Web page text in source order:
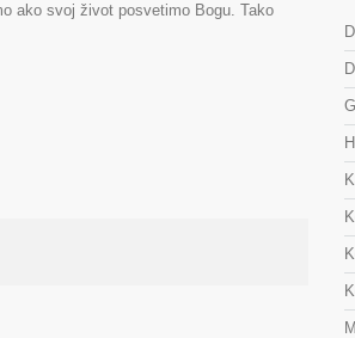
ako svoj život posvetimo Bogu. Tako